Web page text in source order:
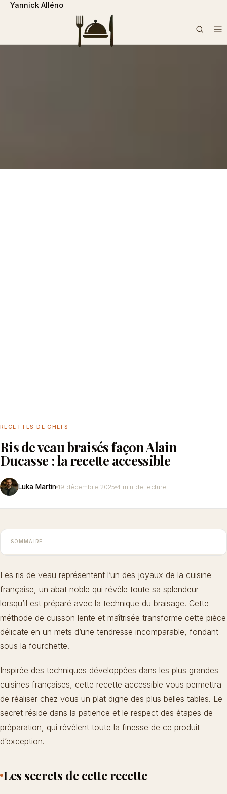
```php
Yannick Alléno
RECETTES DE CHEFS
Ris de veau braisés façon Alain
Ducasse : la recette accessible
Luka Martin 19 décembre 2025 4 min de lecture
SOMMAIRE
Les ris de veau représentent l’un des joyaux de la cuisine
française, un abat noble qui révèle toute sa splendeur
lorsqu’il est préparé avec la technique du braisage. Cette
méthode de cuisson lente et maîtrisée transforme cette pièce
délicate en un mets d’une tendresse incomparable, fondant
sous la fourchette.
Inspirée des techniques développées dans les plus grandes
cuisines françaises, cette recette accessible vous permettra
de réaliser chez vous un plat digne des plus belles tables. Le
secret réside dans la patience et le respect des étapes de
préparation, qui révèlent toute la finesse de ce produit
d’exception.
Les secrets de cette recette